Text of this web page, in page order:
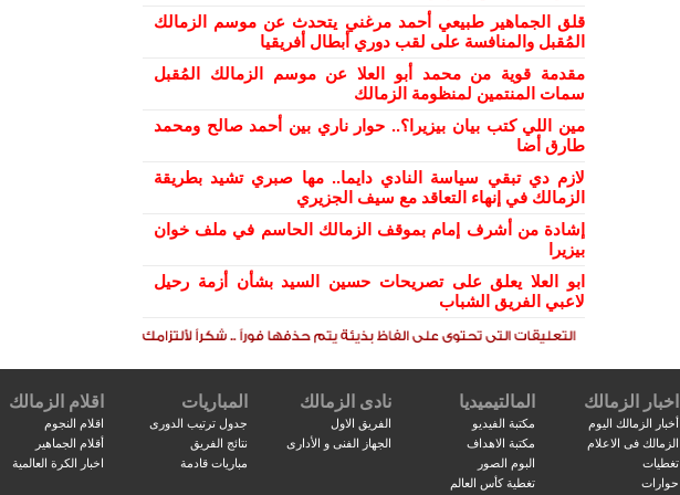
قلق الجماهير طبيعي أحمد مرغني يتحدث عن موسم الزمالك
المُقبل والمنافسة على لقب دوري أبطال أفريقيا
مقدمة قوية من محمد أبو العلا عن موسم الزمالك المُقبل
سمات المنتمين لمنظومة الزمالك
مين اللي كتب بيان بيزيرا؟.. حوار ناري بين أحمد صالح ومحمد
طارق أضا
لازم دي تبقي سياسة النادي دايما.. مها صبري تشيد بطريقة
الزمالك في إنهاء التعاقد مع سيف الجزيري
إشادة من أشرف إمام بموقف الزمالك الحاسم في ملف خوان
بيزيرا
ابو العلا يعلق على تصريحات حسين السيد بشأن أزمة رحيل
لاعبي الفريق الشباب
اخبار الزمالك
أخبار الزمالك اليوم
الزمالك فى الاعلام
تغطيات
حوارات
المالتيميديا
مكتبة الفيديو
مكتبة الاهداف
البوم الصور
تغطية كأس العالم
نادى الزمالك
الفريق الاول
الجهاز الفنى و الأدارى
المباريات
جدول ترتيب الدورى
نتائج الفريق
مباريات قادمة
اقلام الزمالك
اقلام النجوم
أقلام الجماهير
اخبار الكرة العالمية